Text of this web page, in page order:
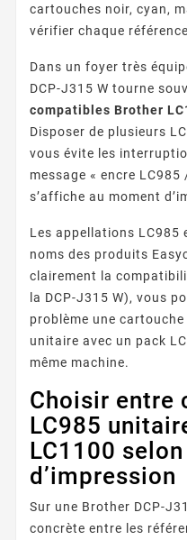
cartouches noir, cyan,
vérifier chaque
Dans un foyer très
DCP-J315 W tourne
compatibles Brother
Disposer de plusieurs
vous évite les
message « encre
s’affiche au moment
Les appellations LC985
noms des produits
clairement la
la DCP-J315 W), vous
problème une
unitaire avec un pack
même machine.
Choisir entre
LC985
LC1100
d’impression
Sur une Brother DCP-
concrète entre les